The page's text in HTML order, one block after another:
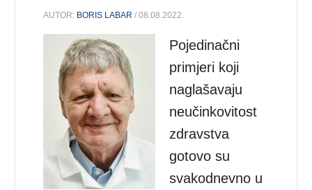
AUTOR: BORIS LABAR / 08.08.2022.
Pojedinačni
primjeri koji
naglašavaju
neučinkovitost
zdravstva
gotovo su
svakodnevno u